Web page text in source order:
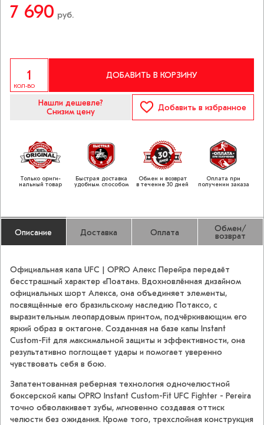
7 690 руб.
КОЛ-ВО
ДОБАВИТЬ В КОРЗИНУ
Нашли дешевле?
Снизим цену
Добавить в избранное
Только ориги­
нальный товар
Быстрая доставка
удобным способом
Обмен и возврат
в течение 30 дней
Оплата при
получении заказа
Описание Доставка Оплата Обмен/
возврат
Официальная капа UFC | OPRO Алекс Перейра передаёт
бесстрашный характер «Поатан». Вдохновлённая дизайном
официальных шорт Алекса, она объединяет элементы,
посвящённые его бразильскому наследию Потаксо, с
выразительным леопардовым принтом, подчёркивающим его
яркий образ в октагоне. Созданная на базе капы Instant
Custom-Fit для максимальной защиты и эффективности, она
результативно поглощает удары и помогает уверенно
чувствовать себя в бою.
Запатентованная реберная технология одночелюстной
боксерской капы OPRO Instant Custom-Fit UFC Fighter - Pereira
точно обволакивает зубы, мгновенно создавая оттиск
челюсти без ожидания. Кроме того, трехслойная конструкция